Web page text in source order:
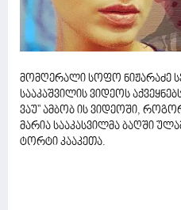
მომღერალი სოფო ნიჟარაძე
სააკაშვილის ვიდეოს
ვაუ'' ამბობ ის ვიდეოში,
მარია სააკასვილმა ბაღში
ტორტი კააკეთა.